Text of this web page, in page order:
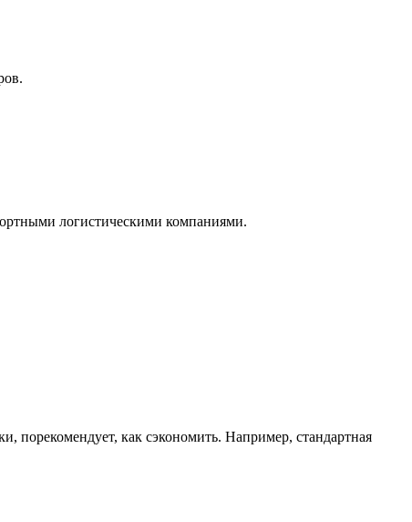
логистическими компаниями.
порекомендует, как сэкономить. Например, стандартная